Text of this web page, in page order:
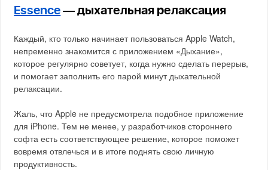
Essence — дыхательная релаксация
Каждый, кто только начинает пользоваться Apple Watch,
непременно знакомится с приложением «Дыхание»,
которое регулярно советует, когда нужно сделать перерыв,
и помогает заполнить его парой минут дыхательной
релаксации.
Жаль, что Apple не предусмотрела подобное приложение
для iPhone. Тем не менее, у разработчиков стороннего
софта есть соответствующее решение, которое поможет
вовремя отвлечься и в итоге поднять свою личную
продуктивность.